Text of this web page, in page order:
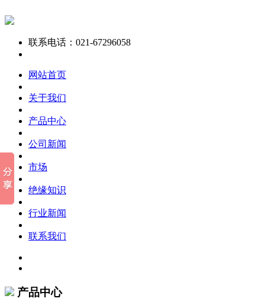
联系电话：021-67296058
网站首页
关于我们
产品中心
公司新闻
市场
绝缘知识
行业新闻
联系我们
产品中心